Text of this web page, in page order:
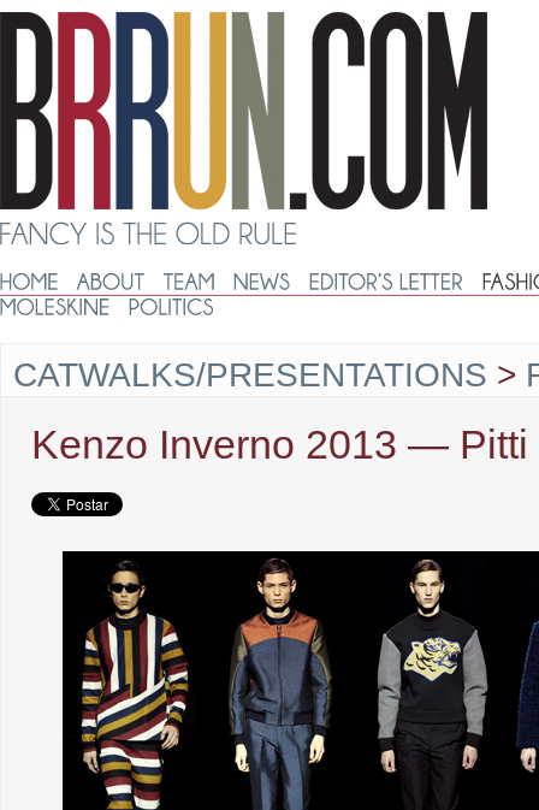
CATWALKS/PRESENTATIONS >
Kenzo Inverno 2013 ― Pitti